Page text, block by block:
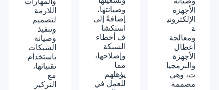
الأجهزة
الإلكتروني
ة
ومعالجة
أعطال
الأجهزة
والبرمجيا
ت، وهي
مصممة
وصيانتها،
إضافةً إلى
استكشا
ف أخطاء
الشبكة
وإصلاحها،
مما
يؤهلهم
للعمل في
اللازمة
لتصميم
وتنفيذ
وصيانة
الشبكات
باستخدام
تقنياتها،
مع
التركيز